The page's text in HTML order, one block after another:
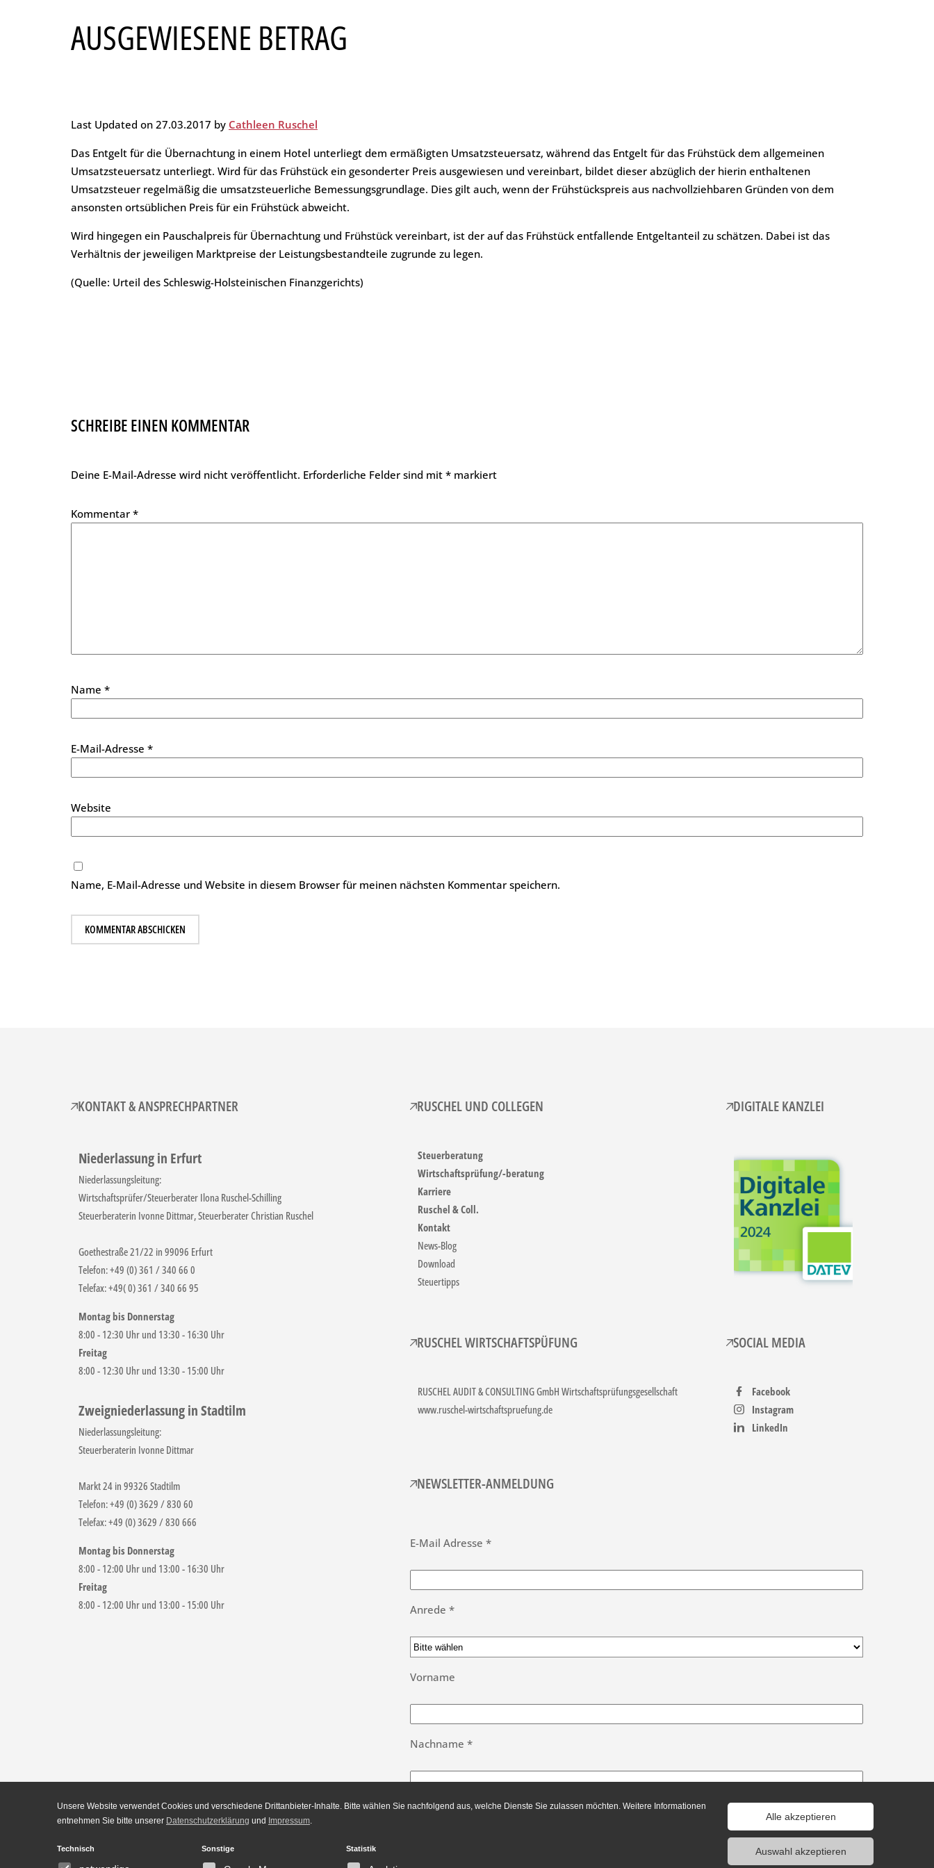
Private Steuern
Leistungs- und Preisübersicht
Auktionen der Finanzämter
USGEWIESENE BETRAG
Last Updated on 27.03.2017 by Cathleen Ruschel
Das Entgelt für die Übernachtung in einem Hotel unterliegt dem ermäßigten Umsatzsteuersatz, während das Entgelt für das Frühstück dem allgemeinen
Umsatzsteuersatz unterliegt. Wird für das Frühstück ein gesonderter Preis ausgewiesen und vereinbart, bildet dieser abzüglich der hierin enthaltenen
Umsatzsteuer regelmäßig die umsatzsteuerliche Bemessungsgrundlage. Dies gilt auch, wenn der Frühstückspreis aus nachvollziehbaren Gründen von dem
ansonsten ortsüblichen Preis für ein Frühstück abweicht.
Wird hingegen ein Pauschalpreis für Übernachtung und Frühstück vereinbart, ist der auf das Frühstück entfallende Entgeltanteil zu schätzen. Dabei ist das
Verhältnis der jeweiligen Marktpreise der Leistungsbestandteile zugrunde zu legen.
(Quelle: Urteil des Schleswig-Holsteinischen Finanzgerichts)
SCHREIBE EINEN KOMMENTAR
Deine E-Mail-Adresse wird nicht veröffentlicht. Erforderliche Felder sind mit * markiert
Kommentar *
Name *
E-Mail-Adresse *
Website
Name, E-Mail-Adresse und Website in diesem Browser für meinen nächsten Kommentar speichern.
KONTAKT & ANSPRECHPARTNER
Niederlassung in Erfurt
Niederlassungsleitung:
Wirtschaftsprüfer/Steuerberater Ilona Ruschel-Schilling
Steuerberaterin Ivonne Dittmar, Steuerberater Christian Ruschel
Goethestraße 21/22 in 99096 Erfurt
Telefon: +49 (0) 361 / 340 66 0
Telefax: +49( 0) 361 / 340 66 95
Montag bis Donnerstag
8:00 - 12:30 Uhr und 13:30 - 16:30 Uhr
Freitag
8:00 - 12:30 Uhr und 13:30 - 15:00 Uhr
Zweigniederlassung in Stadtilm
Niederlassungsleitung:
Steuerberaterin Ivonne Dittmar
Markt 24 in 99326 Stadtilm
Telefon: +49 (0) 3629 / 830 60
Telefax: +49 (0) 3629 / 830 666
Montag bis Donnerstag
8:00 - 12:00 Uhr und 13:00 - 16:30 Uhr
Freitag
8:00 - 12:00 Uhr und 13:00 - 15:00 Uhr
RUSCHEL UND COLLEGEN
Steuerberatung
Wirtschaftsprüfung/-beratung
Karriere
Ruschel & Coll.
Kontakt
News-Blog
Download
Steuertipps
DIGITALE KANZLEI
RUSCHEL WIRTSCHAFTSPÜFUNG
RUSCHEL AUDIT & CONSULTING GmbH Wirtschaftsprüfungsgesellschaft
www.ruschel-wirtschaftspruefung.de
SOCIAL MEDIA
Facebook
Instagram
LinkedIn
NEWSLETTER-ANMELDUNG
E-Mail Adresse *
Anrede *
Vorname
Nachname *
Bitte
Ich habe die Datenschutzbestimmungen gelesen und akzeptiert. *
Unsere Website verwendet Cookies und verschiedene Drittanbieter-Inhalte. Bitte wählen Sie nachfolgend aus, welche Dienste Sie zulassen möchten. Weitere Informationen
entnehmen Sie bitte unserer Datenschutzerklärung und Impressum.
Technisch Sonstige Statistik
Alle akzeptieren
Auswahl akzeptieren